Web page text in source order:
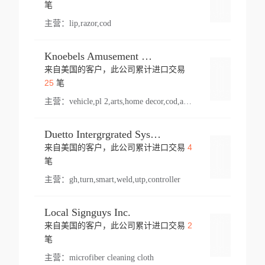
笔
主营： lip,razor,cod
Knoebels Amusement Resort
来自美国的客户，此公司累计进口交易
25笔
主营： vehicle,pl 2,arts,home decor,cod,amusement ride,sea
Duetto Intergrgrated Systems Inc.
来自美国的客户，此公司累计进口交易 4
笔
主营： gh,turn,smart,weld,utp,controller
Local Signguys Inc.
来自美国的客户，此公司累计进口交易 2
笔
主营： microfiber cleaning cloth